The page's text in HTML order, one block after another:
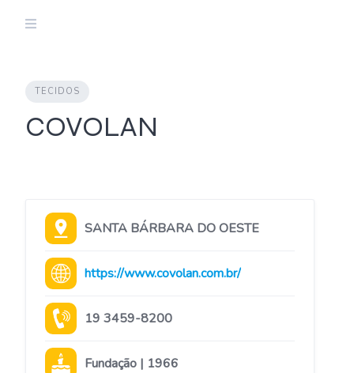
TECIDOS
COVOLAN
SANTA BÁRBARA DO OESTE
https://www.covolan.com.br/
19 3459-8200
Fundação | 1966